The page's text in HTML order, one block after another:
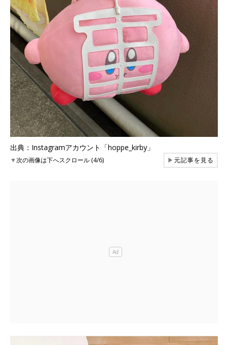
出典：Instagramアカウント「hoppe_kirby」
▼次の画像は下へスクロール (4/6) ▶元記事を見る